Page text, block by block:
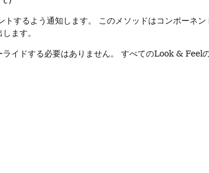
するよう通知します。
このメソッドはコンポーネン
ます。
イドする必要はありません。 すべてのLook & Feel